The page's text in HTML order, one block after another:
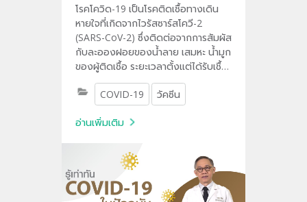
โรคโควิด-19 เป็นโรคติดเชื้อทางเดิน
หายใจที่เกิดจากไวรัสซาร์สโควี-2
(SARS-CoV-2) ซึ่งติดต่อจากการสัมผัส
กับละอองฝอยของน้ำลาย เสมหะ น้ำมูก
ของผู้ติดเชื้อ ระยะเวลาตั้งแต่ได้รับเชื้อ
จนถึงเริ่มมีอาการป่วยประมาณ 2-14
วัน
COVID-19 วัคซีน
อ่านเพิ่มเติม